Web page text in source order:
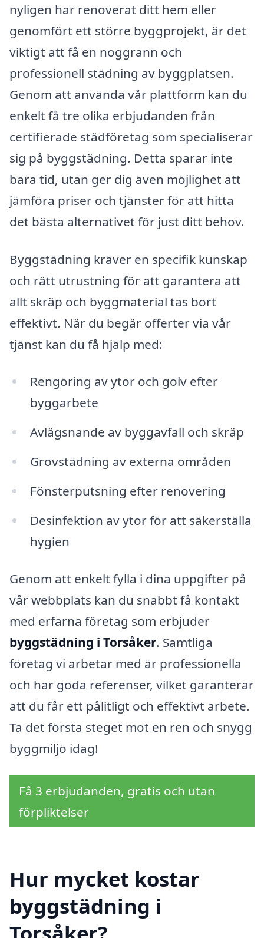
nyligen har renoverat ditt hem eller
genomfört ett större byggprojekt, är det
viktigt att få en noggrann och
professionell städning av byggplatsen.
Genom att använda vår plattform kan du
enkelt få tre olika erbjudanden från
certifierade städföretag som specialiserar
sig på byggstädning. Detta sparar inte
bara tid, utan ger dig även möjlighet att
jämföra priser och tjänster för att hitta
det bästa alternativet för just ditt behov.
Byggstädning kräver en specifik kunskap
och rätt utrustning för att garantera att
allt skräp och byggmaterial tas bort
effektivt. När du begär offerter via vår
tjänst kan du få hjälp med:
Rengöring av ytor och golv efter
byggarbete
Avlägsnande av byggavfall och skräp
Grovstädning av externa områden
Fönsterputsning efter renovering
Desinfektion av ytor för att säkerställa
hygien
Genom att enkelt fylla i dina uppgifter på
vår webbplats kan du snabbt få kontakt
med erfarna företag som erbjuder
byggstädning i Torsåker. Samtliga
företag vi arbetar med är professionella
och har goda referenser, vilket garanterar
att du får ett pålitligt och effektivt arbete.
Ta det första steget mot en ren och snygg
byggmiljö idag!
Få 3 erbjudanden, gratis och utan
förpliktelser
Hur mycket kostar
byggstädning i